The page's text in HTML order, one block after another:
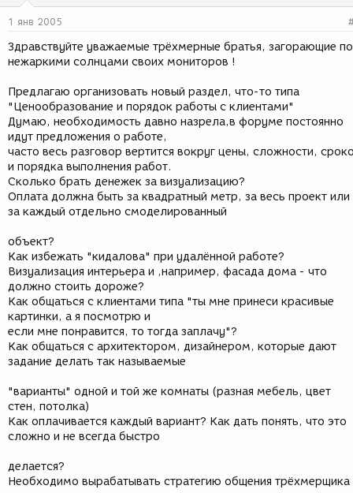
д
н
и
1 янв 2005
Здравствуйте уважаемые трёхмерные братья, загорающие
нежаркими солнцами своих мониторов !
Предлагаю организовать новый раздел, что-то типа
"Ценообразование и порядок работы с клиентами"
Думаю, необходимость давно назрела,в форуме постоянно
идут предложения о работе,
часто весь разговор вертится вокруг цены, сложности,
и порядка выполнения работ.
Сколько брать денежек за визуализацию?
Оплата должна быть за квадратный метр, за весь проект или
за каждый отдельно смоделированный
объект?
Как избежать "кидалова" при удалённой работе?
Визуализация интерьера и ,например, фасада дома - что
должно стоить дороже?
Как общаться с клиентами типа "ты мне принеси красивые
картинки, а я посмотрю и
если мне понравится, то тогда заплачу"?
Как общаться с архитектором, дизайнером, которые дают
задание делать так называемые
"варианты" одной и той же комнаты (разная мебель, цвет
стен, потолка)
Как оплачивается каждый вариант? Как дать понять, что это
сложно и не всегда быстро
делается?
Необходимо вырабатывать стратегию общения трёхмерщика